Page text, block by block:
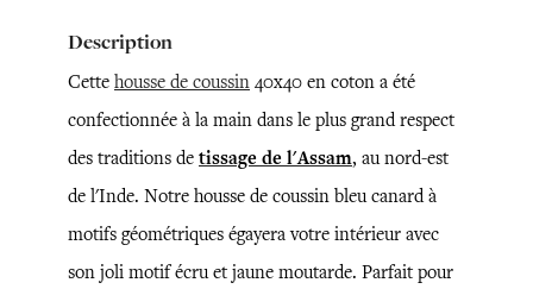
Description
Cette housse de coussin 40x40 en coton a été
confectionnée à la main dans le plus grand respect
des traditions de tissage de l'Assam, au nord-est
de l'Inde. Notre housse de coussin bleu canard à
motifs géométriques égayera votre intérieur avec
son joli motif écru et jaune moutarde. Parfait pour